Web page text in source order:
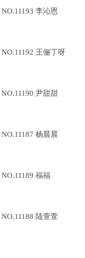
李沁恩
王俪丁呀
尹甜甜
杨晨晨
福福
陆萱萱